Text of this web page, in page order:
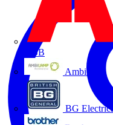
ABB
Ambilamp
BG Electrical